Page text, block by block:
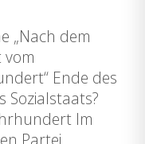
„Nach dem
vom
Ende des
Sozialstaats?
Im
Partei